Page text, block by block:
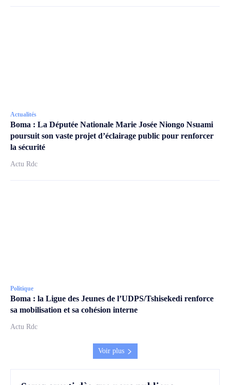
Actualités
Boma : La Députée Nationale Marie Josée Niongo Nsuami
poursuit son vaste projet d’éclairage public pour renforcer
la sécurité
Actu Rdc
Politique
Boma : la Ligue des Jeunes de l’UDPS/Tshisekedi renforce
sa mobilisation et sa cohésion interne
Actu Rdc
Voir plus